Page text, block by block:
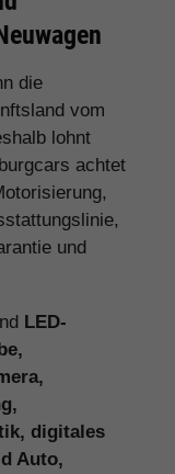
die
vom
lohnt
achtet
und
LED-
digitales
Auto,